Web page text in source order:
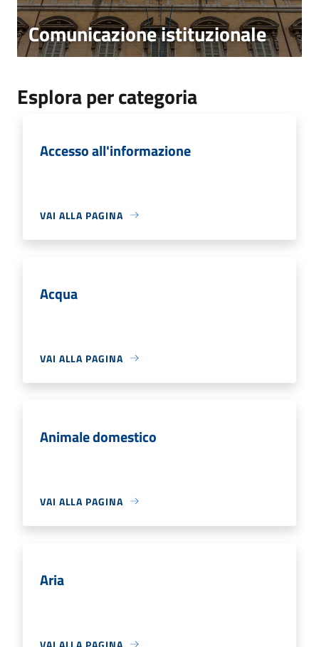
Comunicazione istituzionale
Esplora per categoria
Accesso all'informazione
VAI ALLA PAGINA
Acqua
VAI ALLA PAGINA
Animale domestico
VAI ALLA PAGINA
Aria